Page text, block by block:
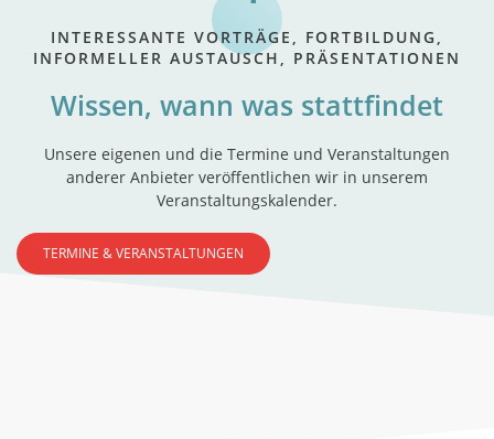
INTERESSANTE VORTRÄGE, FORTBILDUNG,
INFORMELLER AUSTAUSCH, PRÄSENTATIONEN
Wissen, wann was stattfindet
Unsere eigenen und die Termine und Veranstaltungen
anderer Anbieter veröffentlichen wir in unserem
Veranstaltungskalender.
TERMINE & VERANSTALTUNGEN